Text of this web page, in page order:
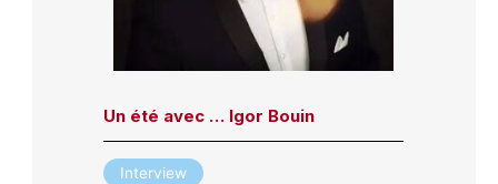
Un été avec … Igor Bouin
Interview